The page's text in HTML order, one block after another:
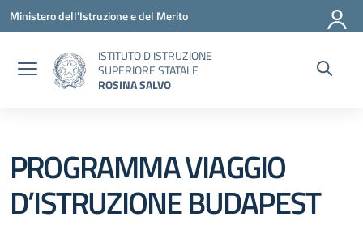
Vai ai contenuti
Vai al menu di navigazione
Vai al footer
Ministero dell'Istruzione e del Merito
ISTITUTO D'ISTRUZIONE
SUPERIORE STATALE
ROSINA SALVO
PROGRAMMA VIAGGIO
D’ISTRUZIONE BUDAPEST